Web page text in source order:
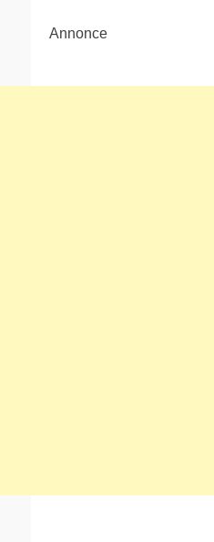
Annonce